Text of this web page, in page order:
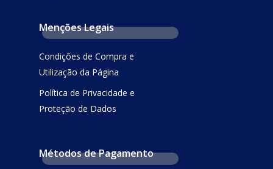
Menções Legais
Condições de Compra e
Utilização da Página
Política de Privacidade e
Proteção de Dados
Métodos de Pagamento